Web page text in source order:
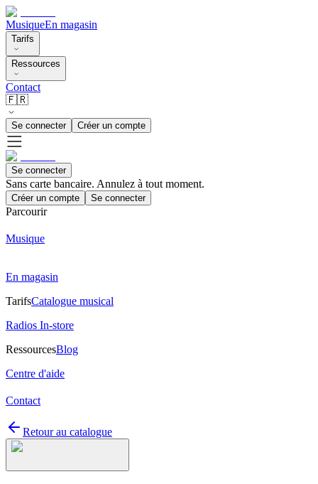
MusiqueEn magasin
Tarifs
Ressources
Contact
🇫🇷
Se connecter Créer un compte
Se connecter
Sans carte bancaire. Annulez à tout moment.
Créer un compte Se connecter
Parcourir
Musique
En magasin
TarifsCatalogue musical
Radios In-store
RessourcesBlog
Centre d'aide
Contact
Retour au catalogue